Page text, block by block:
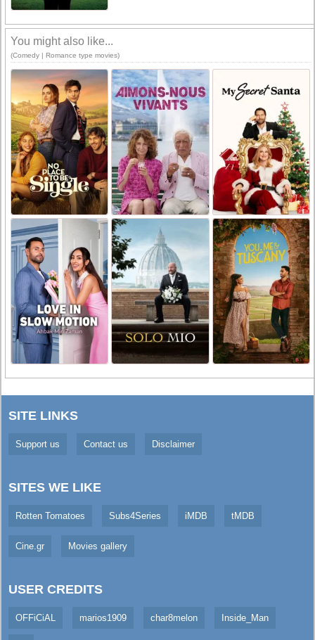
You might also like...
(Comedy | Romance type movies)
SITE LINKS
Support us Contact us Disclaimer
SITES WE LIKE
Rotten Tomatoes Subs4Series iMDB tMDB
Cine.gr Movies gallery
USER CREDITS
OFFiCiAL marios1909 char8melon Inside_Man